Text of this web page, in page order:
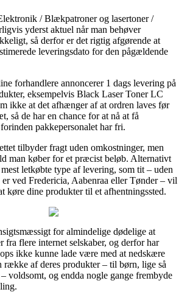
/ Blækpatroner og lasertoner /
yderst aktuel når man behøver
så derfor er det rigtig afgørende at
leveringsdato for den pågældende
forhandlere annoncerer 1 dags levering på
eksempelvis Black Laser Toner LC
ikke at det afhænger af at ordren laves før
så de har en chance for at nå at få
pakkepersonalet har fri.
tilbyder fragt uden omkostninger, men
man køber for et præcist beløb. Alternativt
letkøbte type af levering, som tit – uden
ved Fredericia, Aabenraa eller Tønder – vil
køre dine produkter til et afhentningssted.
for almindelige dødelige at
fra flere internet selskaber, og derfor har
ikke kunne lade være med at nedskære
række af deres produkter – til børn, lige så
voldsomt, og endda nogle gange frembyde